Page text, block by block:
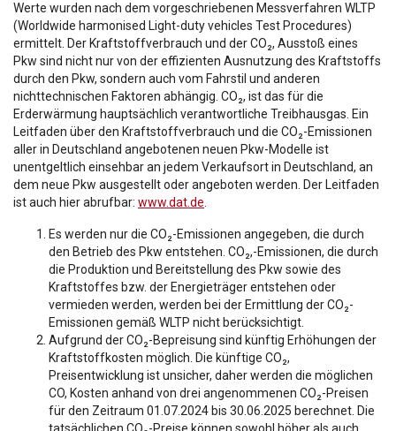
Werte wurden nach dem vorgeschriebenen Messverfahren WLTP
(Worldwide harmonised Light-duty vehicles Test Procedures)
ermittelt. Der Kraftstoffverbrauch und der CO₂, Ausstoß eines
Pkw sind nicht nur von der effizienten Ausnutzung des Kraftstoffs
durch den Pkw, sondern auch vom Fahrstil und anderen
nichttechnischen Faktoren abhängig. CO₂, ist das für die
Erderwärmung hauptsächlich verantwortliche Treibhausgas. Ein
Leitfaden über den Kraftstoffverbrauch und die CO₂-Emissionen
aller in Deutschland angebotenen neuen Pkw-Modelle ist
unentgeltlich einsehbar an jedem Verkaufsort in Deutschland, an
dem neue Pkw ausgestellt oder angeboten werden. Der Leitfaden
ist auch hier abrufbar: www.dat.de.
Es werden nur die CO₂-Emissionen angegeben, die durch
den Betrieb des Pkw entstehen. CO₂,-Emissionen, die durch
die Produktion und Bereitstellung des Pkw sowie des
Kraftstoffes bzw. der Energieträger entstehen oder
vermieden werden, werden bei der Ermittlung der CO₂-
Emissionen gemäß WLTP nicht berücksichtigt.
Aufgrund der CO₂-Bepreisung sind künftig Erhöhungen der
Kraftstoffkosten möglich. Die künftige CO₂,
Preisentwicklung ist unsicher, daher werden die möglichen
CO, Kosten anhand von drei angenommenen CO₂-Preisen
für den Zeitraum 01.07.2024 bis 30.06.2025 berechnet. Die